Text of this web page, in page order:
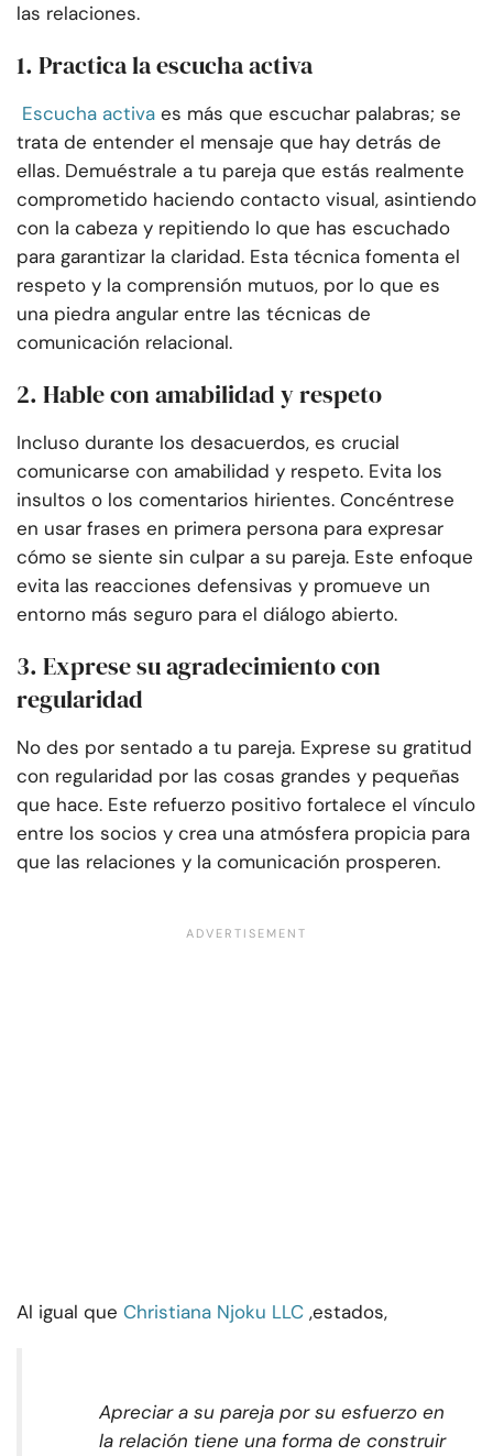
las relaciones.
1. Practica la escucha activa
Escucha activa es más que escuchar palabras; se
trata de entender el mensaje que hay detrás de
ellas. Demuéstrale a tu pareja que estás realmente
comprometido haciendo contacto visual, asintiendo
con la cabeza y repitiendo lo que has escuchado
para garantizar la claridad. Esta técnica fomenta el
respeto y la comprensión mutuos, por lo que es
una piedra angular entre las técnicas de
comunicación relacional.
2. Hable con amabilidad y respeto
Incluso durante los desacuerdos, es crucial
comunicarse con amabilidad y respeto. Evita los
insultos o los comentarios hirientes. Concéntrese
en usar frases en primera persona para expresar
cómo se siente sin culpar a su pareja. Este enfoque
evita las reacciones defensivas y promueve un
entorno más seguro para el diálogo abierto.
3. Exprese su agradecimiento con
regularidad
No des por sentado a tu pareja. Exprese su gratitud
con regularidad por las cosas grandes y pequeñas
que hace. Este refuerzo positivo fortalece el vínculo
entre los socios y crea una atmósfera propicia para
que las relaciones y la comunicación prosperen.
Al igual que Christiana Njoku LLC ,estados,
Apreciar a su pareja por su esfuerzo en
la relación tiene una forma de construir